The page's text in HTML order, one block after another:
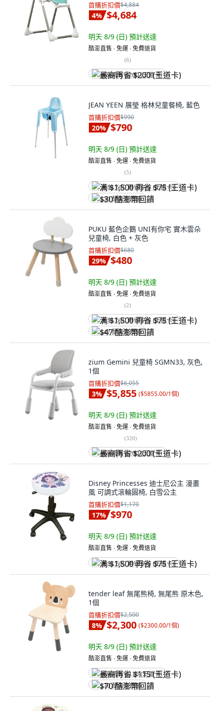
首購折扣價$4,884
4% $4,684
明天 8/9 (日) 預計送達
酷澎直售 ∙ 免運 ∙ 免費退貨
(6)
最高再省 $200 (王道卡)
JEAN YEEN 展瑩 格林兒童餐椅, 藍色
首購折扣價$990
20% $790
明天 8/9 (日) 預計送達
酷澎直售 ∙ 免運 ∙ 免費退貨
(5)
满 $1,500 再省 $75 (王道卡)
$30 酷澎幣回饋
PUKU 藍色企鵝 UNI有你宅 實木雲朵
兒童椅, 白色 + 灰色
首購折扣價$680
29% $480
明天 8/9 (日) 預計送達
酷澎直售 ∙ 免運 ∙ 免費退貨
(2)
满 $1,500 再省 $75 (王道卡)
$47 酷澎幣回饋
zium Gemini 兒童椅 SGMN33, 灰色,
1個
首購折扣價$6,055
3% $5,855 ($5855.00/1個)
明天 8/9 (日) 預計送達
酷澎直售 ∙ 免運 ∙ 免費退貨
(320)
最高再省 $200 (王道卡)
Disney Princesses 迪士尼公主 漫畫
風 可調式滾輪圓椅, 白雪公主
首購折扣價$1,170
17% $970
明天 8/9 (日) 預計送達
酷澎直售 ∙ 免運 ∙ 免費退貨
满 $1,500 再省 $75 (王道卡)
tender leaf 無尾熊椅, 無尾熊 原木色,
1個
首購折扣價$2,500
8% $2,300 ($2300.00/1個)
明天 8/9 (日) 預計送達
酷澎直售 ∙ 免運 ∙ 免費退貨
最高再省 $115 (王道卡)
$70 酷澎幣回饋